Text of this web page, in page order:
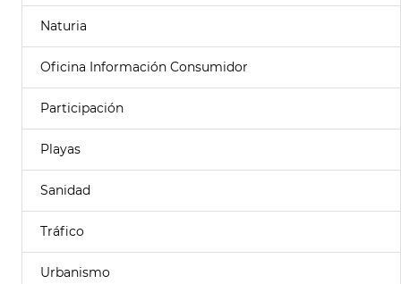
Naturia
Oficina Información Consumidor
Participación
Playas
Sanidad
Tráfico
Urbanismo